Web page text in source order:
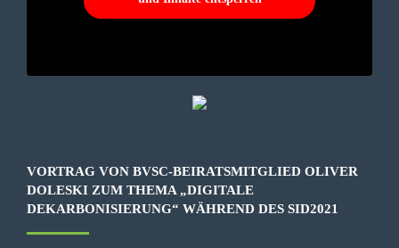
VORTRAG VON BVSC-BEIRATSMITGLIED OLIVER
DOLESKI ZUM THEMA „DIGITALE
DEKARBONISIERUNG“ WÄHREND DES SID2021